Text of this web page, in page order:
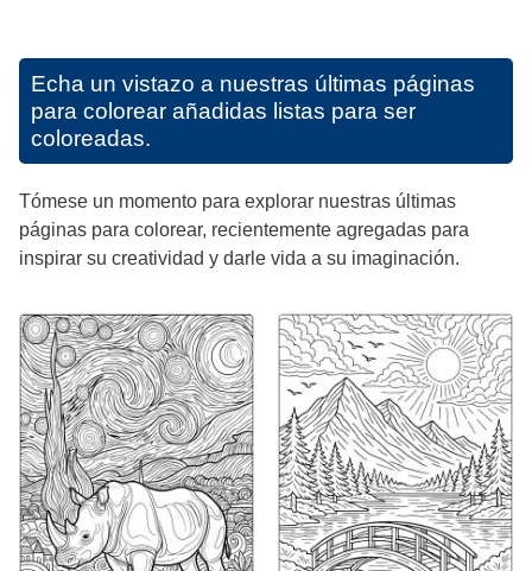
Echa un vistazo a nuestras últimas páginas
para colorear añadidas listas para ser
coloreadas.
Tómese un momento para explorar nuestras últimas
páginas para colorear, recientemente agregadas para
inspirar su creatividad y darle vida a su imaginación.